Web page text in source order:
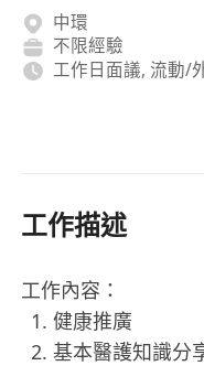
中環
不限經驗
工作日面議, 流動/
工作描述
工作內容：
健康推廣
基本醫護知識分